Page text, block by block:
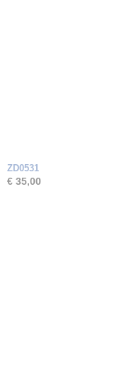
ZD0531
€ 35,00